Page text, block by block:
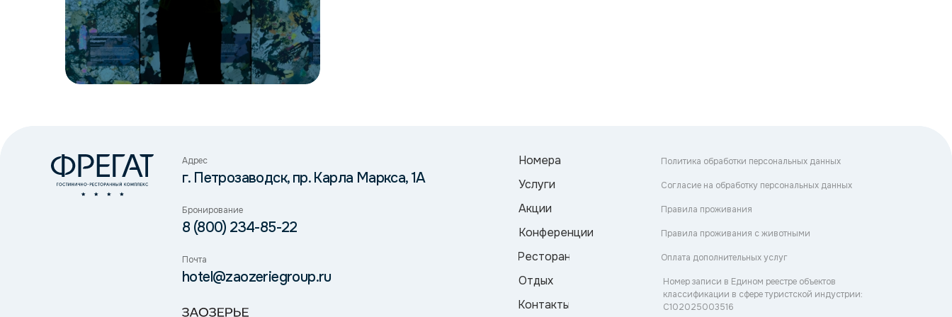
Контакты
Отдых
Ресторан
8 (800) 234-85-22
г. Петрозаводск, пр. Карла Маркса, 1А
hotel@zaozeriegroup.ru
Конференции
Акции
Услуги
Оплата дополнительных услуг
Номер записи в Едином реестре объектов
классификации в сфере туристской индустрии:
С102025003516
Правила проживания с животными
Правила проживания
Согласие на обработку персональных данных
Политика обработки персональных данных
Номера
Почта
Бронирование
Адрес